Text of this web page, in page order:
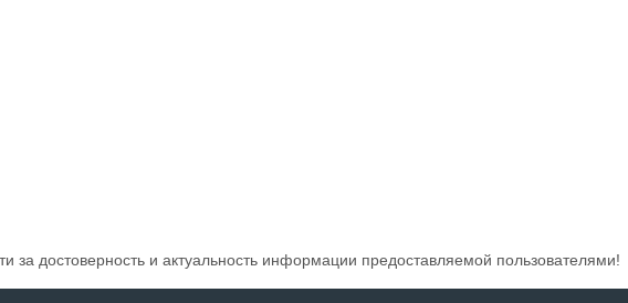
за достоверность и актуальность информации предоставляемой пользователями!